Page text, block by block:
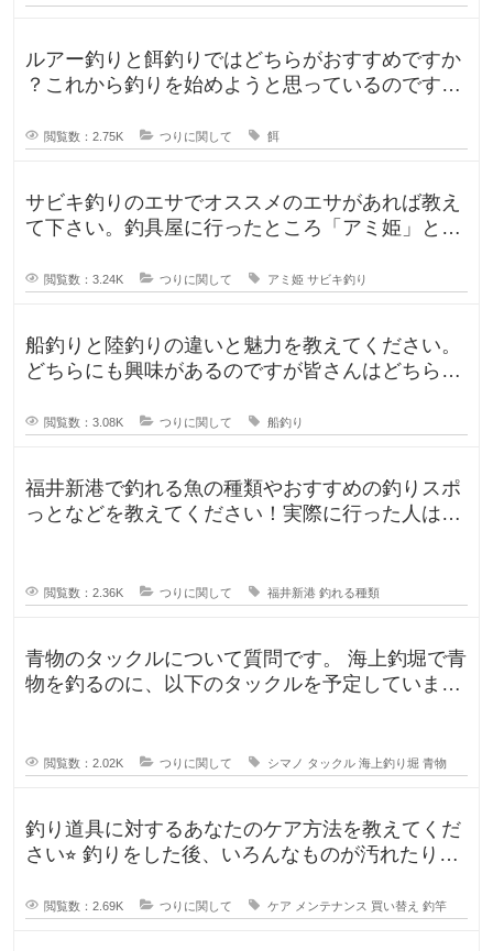
ルアー釣りと餌釣りではどちらがおすすめですか
？これから釣りを始めようと思っているのです
閲覧数：2.75K つりに関して 餌
サビキ釣りのエサでオススメのエサがあれば教え
て下さい。釣具屋に行ったところ「アミ姫」とい
閲覧数：3.24K つりに関して アミ姫 サビキ釣り
船釣りと陸釣りの違いと魅力を教えてください。
どちらにも興味があるのですが皆さんはどちらが
閲覧数：3.08K つりに関して 船釣り
福井新港で釣れる魚の種類やおすすめの釣りスポ
っとなどを教えてください！実際に行った人はど
閲覧数：2.36K つりに関して 福井新港 釣れる種類
青物のタックルについて質問です。 海上釣堀で青
物を釣るのに、以下のタックルを予定していま
閲覧数：2.02K つりに関して シマノ タックル 海上釣り堀 青物
釣り道具に対するあなたのケア方法を教えてくだ
さい⭐︎ 釣りをした後、いろんなものが汚れたりし
閲覧数：2.69K つりに関して ケア メンテナンス 買い替え 釣竿